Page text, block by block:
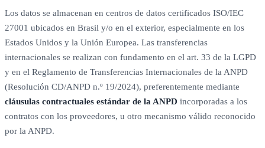
Los datos se almacenan en centros de datos certificados ISO/IEC
27001 ubicados en Brasil y/o en el exterior, especialmente en los
Estados Unidos y la Unión Europea. Las transferencias
internacionales se realizan con fundamento en el art. 33 de la LGPD
y en el Reglamento de Transferencias Internacionales de la ANPD
(Resolución CD/ANPD n.º 19/2024), preferentemente mediante
cláusulas contractuales estándar de la ANPD incorporadas a los
contratos con los proveedores, u otro mecanismo válido reconocido
por la ANPD.